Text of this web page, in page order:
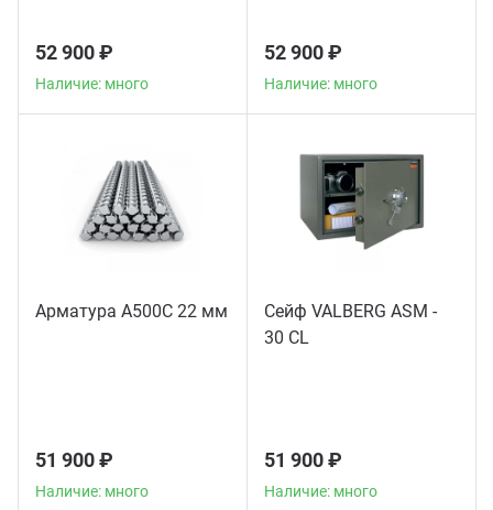
52 900 ₽
Наличие: много
52 900 ₽
Наличие: много
Арматура А500С 22 мм
51 900 ₽
Наличие: много
Сейф VALBERG ASM -
30 CL
51 900 ₽
Наличие: много